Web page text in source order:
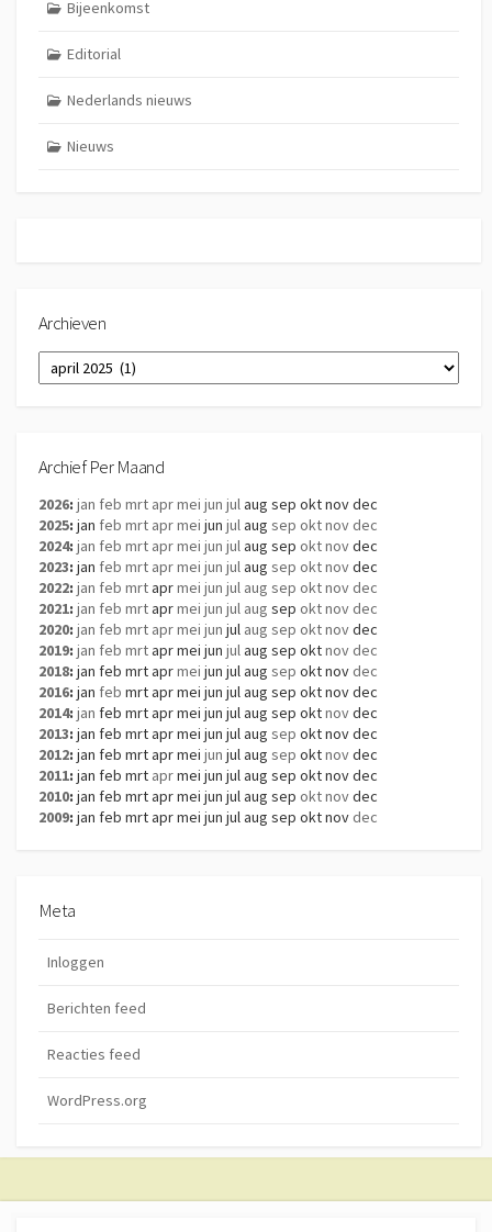
Bijeenkomst
Editorial
Nederlands nieuws
Nieuws
Archieven
Archieven
Archief Per Maand
2026: jan feb mrt aprmei jun julaug sep oktnovdec
2025: jan feb mrt aprmei jun julaug sep oktnov dec
2024: jan feb mrt aprmei jun julaug sep oktnovdec
2023: jan feb mrt aprmei jun julaug sep oktnovdec
2022: jan feb mrtaprmei jun jul aug sep oktnov dec
2021: jan feb mrtaprmei jun jul aug sep oktnov dec
2020: jan feb mrt aprmei jun jul aug sep oktnovdec
2019: jan feb mrtaprmei jun julaug sep oktnov dec
2018: jan feb mrtaprmei jun julaug sep oktnov dec
2016: jan feb mrtaprmei jun julaug sep oktnovdec
2014: jan feb mrtaprmei jun julaug sep oktnovdec
2013: jan feb mrtaprmei jun julaug sep oktnovdec
2012: jan feb mrtaprmei jun julaug sep oktnovdec
2011: jan feb mrt aprmei jun julaug sep oktnovdec
2010: jan feb mrtaprmei jun julaug sep oktnovdec
2009: jan feb mrtaprmei jun julaug sep oktnov dec
Meta
Inloggen
Berichten feed
Reacties feed
WordPress.org